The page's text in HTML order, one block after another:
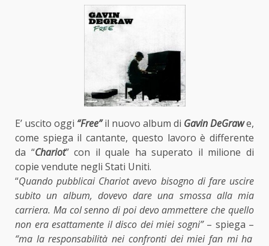
E’ uscito oggi “Free”il nuovo album di Gavin DeGrawe,
come spiega il cantante, questo lavoro è differente
da “Chariot” con il quale ha superato il milione di
copie vendute negli Stati Uniti.
“Quando pubblicai Chariot avevo bisogno di fare uscire
subito un album, dovevo dare una smossa alla mia
carriera. Ma col senno di poi devo ammettere che quello
non era esattamente il disco dei miei sogni”– spiega –
“ma la responsabilità nei confronti dei miei fan mi ha